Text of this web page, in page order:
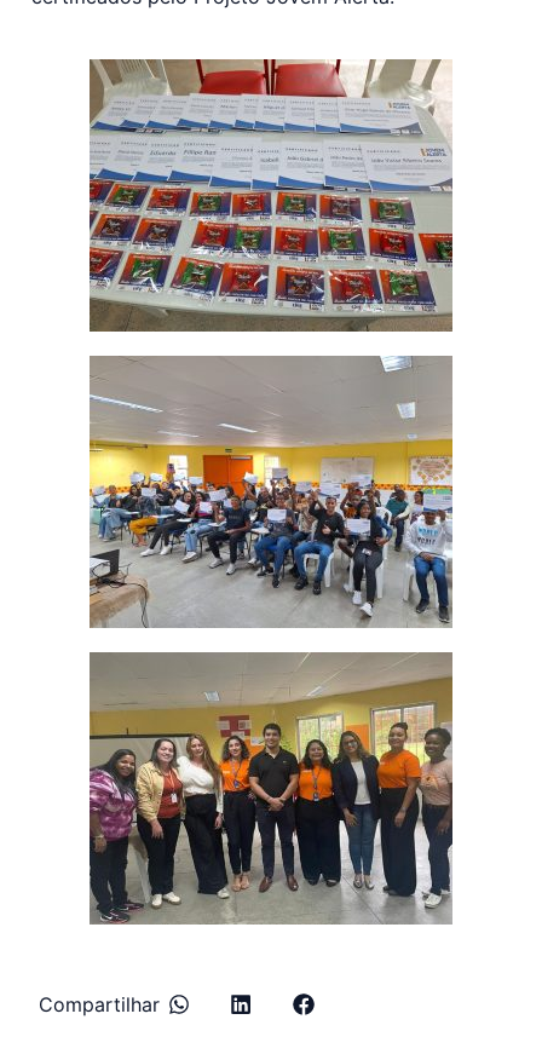
Compartilhar